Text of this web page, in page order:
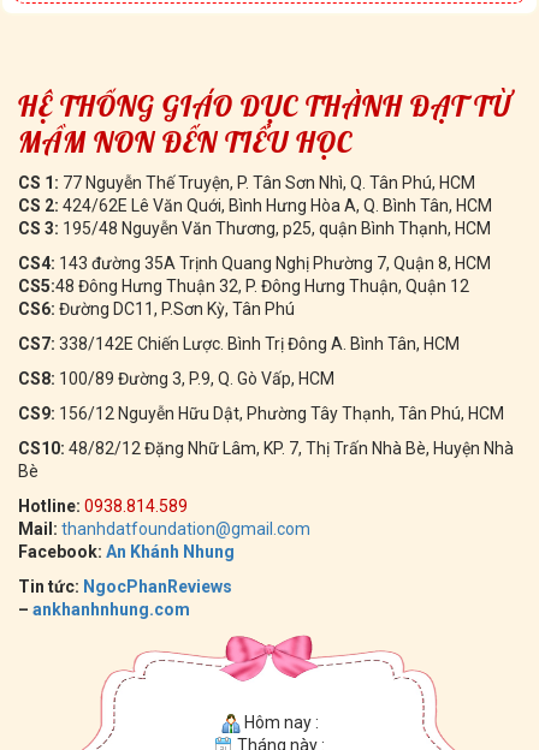
HỆ THỐNG GIÁO DỤC THÀNH ĐẠT TỪ
MẦM NON ĐẾN TIỂU HỌC
CS 1: 77 Nguyễn Thế Truyện, P. Tân Sơn Nhì, Q. Tân Phú, HCM
CS 2: 424/62E Lê Văn Quới, Bình Hưng Hòa A, Q. Bình Tân, HCM
CS 3: 195/48 Nguyễn Văn Thương, p25, quận Bình Thạnh, HCM
CS4: 143 đường 35A Trịnh Quang Nghị Phường 7, Quận 8, HCM
CS5:48 Đông Hưng Thuận 32, P. Đông Hưng Thuận, Quận 12
CS6: Đường DC11, P.Sơn Kỳ, Tân Phú
CS7: 338/142E Chiến Lược. Bình Trị Đông A. Bình Tân, HCM
CS8: 100/89 Đường 3, P.9, Q. Gò Vấp, HCM
CS9: 156/12 Nguyễn Hữu Dật, Phường Tây Thạnh, Tân Phú, HCM
CS10: 48/82/12 Đặng Nhữ Lâm, KP. 7, Thị Trấn Nhà Bè, Huyện Nhà
Bè
Hotline: 0938.814.589
Mail: thanhdatfoundation@gmail.com
Facebook: An Khánh Nhung
Tin tức: NgocPhanReviews
– ankhanhnhung.com
Hôm nay :
Tháng này :